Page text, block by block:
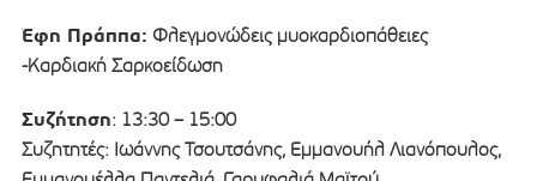
Έφη Πράππα: Φλεγμονώδεις μυοκαρδιοπάθειες
-Καρδιακή Σαρκοείδωση
Συζήτηση: 13:30 – 15:00
Συζητητές: Ιωάννης Τσουτσάνης, Εμμανουήλ Λιανόπουλος,